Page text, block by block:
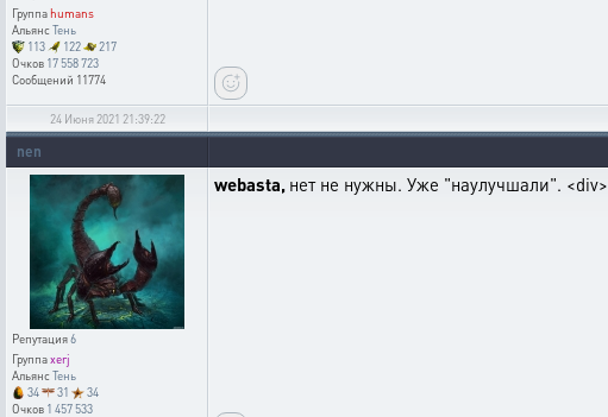
Группаhumans
АльянсТень
113
122
217
Очков 17 558 723
Сообщений 11774
24 Июня 2021 21:39:22
nen
Репутация6
Группаxerj
АльянсТень
34
31
34
Очков 1 457 533
webasta, нет не нужны. Уже "наулучшали". <div>